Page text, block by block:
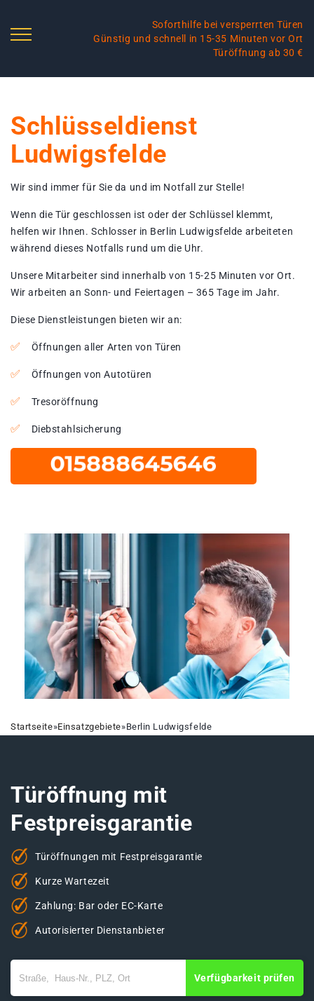
Soforthilfe bei versperrten Türen
Günstig und schnell in 15-35 Minuten vor Ort
Türöffnung ab 30 €
Schlüsseldienst
Ludwigsfelde
Wir sind immer für Sie da und im Notfall zur Stelle!
Wenn die Tür geschlossen ist oder der Schlüssel klemmt,
helfen wir Ihnen. Schlosser in Berlin Ludwigsfelde arbeiteten
während dieses Notfalls rund um die Uhr.
Unsere Mitarbeiter sind innerhalb von 15-25 Minuten vor Ort.
Wir arbeiten an Sonn- und Feiertagen – 365 Tage im Jahr.
Diese Dienstleistungen bieten wir an:
Öffnungen aller Arten von Türen
Öffnungen von Autotüren
Tresoröffnung
Diebstahlsicherung
Startseite»Einsatzgebiete»Berlin Ludwigsfelde
Türöffnung mit
Festpreisgarantie
Türöffnungen mit Festpreisgarantie
Kurze Wartezeit
Zahlung: Bar oder EC-Karte
Autorisierter Dienstanbieter
Verfügbarkeit prüfen